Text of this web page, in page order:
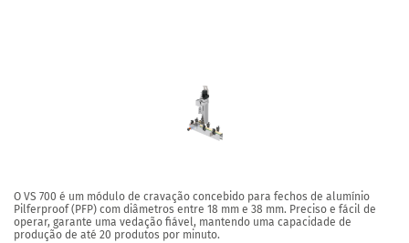
O VS 700 é um módulo de cravação concebido para fechos de alumínio
Pilferproof (PFP) com diâmetros entre 18 mm e 38 mm. Preciso e fácil de
operar, garante uma vedação fiável, mantendo uma capacidade de
produção de até 20 produtos por minuto.